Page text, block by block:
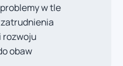
w tle
rozwoju
obaw